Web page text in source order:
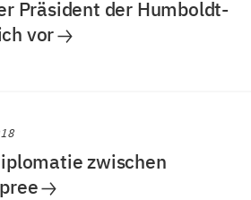
Präsident der Humboldt-
vor
zwischen